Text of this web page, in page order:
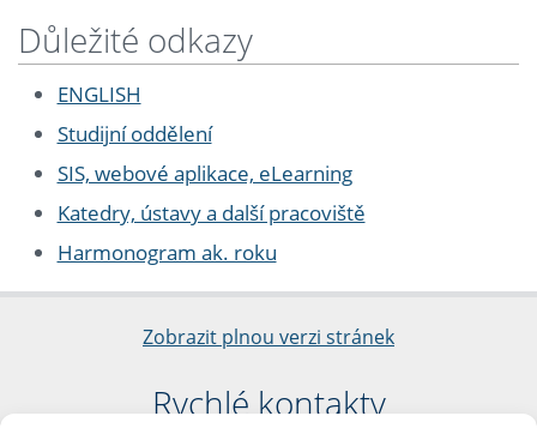
Důležité odkazy
ENGLISH
Studijní oddělení
SIS, webové aplikace, eLearning
Katedry, ústavy a další pracoviště
Harmonogram ak. roku
Zobrazit plnou verzi stránek
Rychlé kontakty